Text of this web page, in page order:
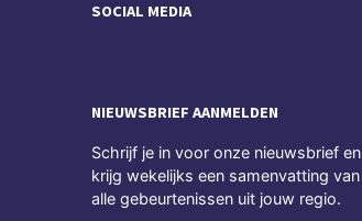
SOCIAL MEDIA
NIEUWSBRIEF AANMELDEN
Schrijf je in voor onze nieuwsbrief en
krijg wekelijks een samenvatting van
alle gebeurtenissen uit jouw regio.